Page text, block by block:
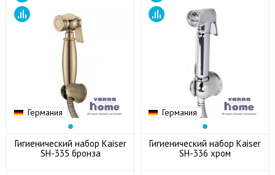
Германия
Гигиенический набор Kaiser
SH-335 бронза
Германия
Гигиенический набор Kaiser
SH-336 хром